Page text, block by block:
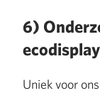
6)
Uniek voor